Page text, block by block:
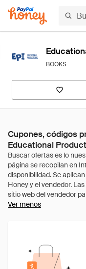
BOOKS
Cupones, códigos
Educational
Ver menos